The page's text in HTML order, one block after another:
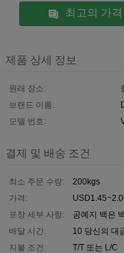
최고의 가격
제품 상세 정보
원래 장소:
브랜드 이름:
모델 번호:
결제 및 배송 조건
최소 주문 수량:
200kgs
가격:
포장 세부 사항:
공예지 백은
배달 시간:
10 당신의 대
지불 조건:
T/T 또는 L/C